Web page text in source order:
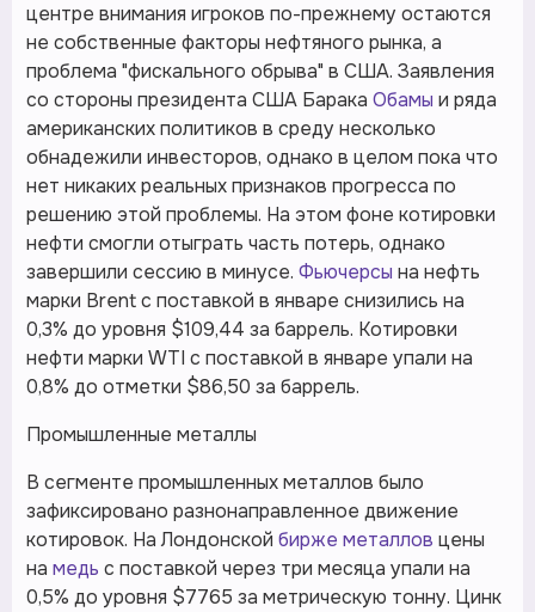
центре внимания игроков по-прежнему остаются
не собственные факторы нефтяного рынка, а
проблема "фискального обрыва" в США. Заявления
со стороны президента США Барака Обамы и ряда
американских политиков в среду несколько
обнадежили инвесторов, однако в целом пока что
нет никаких реальных признаков прогресса по
решению этой проблемы. На этом фоне котировки
нефти смогли отыграть часть потерь, однако
завершили сессию в минусе. Фьючерсы на нефть
марки Brent с поставкой в январе снизились на
0,3% до уровня $109,44 за баррель. Котировки
нефти марки WTI с поставкой в январе упали на
0,8% до отметки $86,50 за баррель.
Промышленные металлы
В сегменте промышленных металлов было
зафиксировано разнонаправленное движение
котировок. На Лондонской бирже металлов цены
на медь с поставкой через три месяца упали на
0,5% до уровня $7765 за метрическую тонну. Цинк